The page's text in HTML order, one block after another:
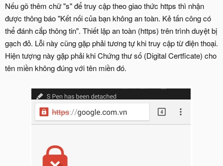
Nếu gõ thêm chữ "s" để truy cập theo giao thức https thì nhận
được thông báo "Kết nối của bạn không an toàn. Kẻ tấn công có
thể đánh cắp thông tin". Thiết lập an toàn (https) trên trình duyệt bị
gạch đỏ. Lỗi này cũng gặp phải tương tự khi truy cập từ điện thoại.
Hiện tượng này gặp phải khi Chứng thư số (Digital Certficate) cho
tên miền không đúng với tên miền đó.